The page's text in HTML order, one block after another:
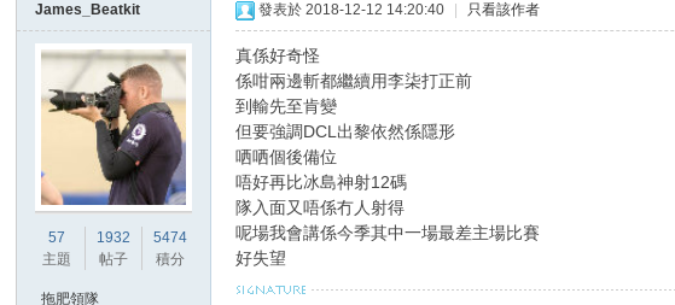
James_Beatkit
57
主題
1932
帖子
5474
積分
拖肥領隊
發表於 2018-12-12 14:20:40 只看該作者
真係好奇怪
係咁兩邊斬都繼續用李柒打正前
到輸先至肯變
但要強調DCL出黎依然係隱形
哂哂個後備位
唔好再比冰島神射12碼
隊入面又唔係冇人射得
呢場我會講係今季其中一場最差主場比賽
好失望